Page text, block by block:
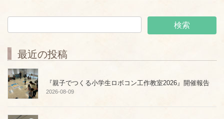
最近の投稿
『親子でつくる小学生ロボコン工作教室2026』開催報告
2026-08-09